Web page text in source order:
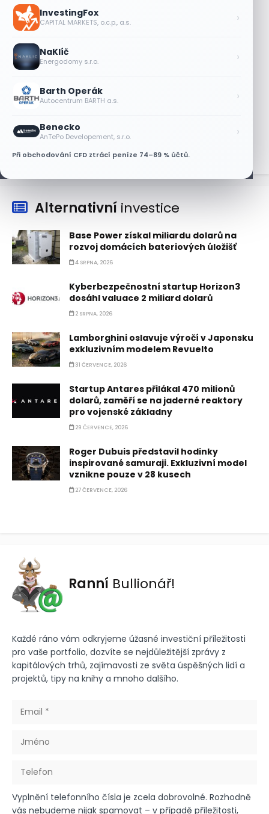
InvestingFox
CAPITAL MARKETS, o.c.p., a.s. ›
NaKlíč
Energodomy s.r.o. ›
Barth Operák
Autocentrum BARTH a.s. ›
Benecko
AnTePo Developement, s.r.o. ›
Při obchodování CFD ztrácí peníze 74–89 % účtů.
AT&T a Verizonu
6 SRPNA, 2026
Nvidii. Akcie AMD po výsledcích klesají
Asijské technologie oslabily, SK Hynix se
6 SRPNA, 2026
Alternativní investice
Base Power získal miliardu dolarů na
rozvoj domácích bateriových úložišť
4 SRPNA, 2026
Kyberbezpečnostní startup Horizon3
dosáhl valuace 2 miliard dolarů
2 SRPNA, 2026
Lamborghini oslavuje výročí v Japonsku
exkluzivním modelem Revuelto
31 ČERVENCE, 2026
Startup Antares přilákal 470 milionů
dolarů, zaměří se na jaderné reaktory
pro vojenské základny
29 ČERVENCE, 2026
Roger Dubuis představil hodinky
inspirované samuraji. Exkluzivní model
vznikne pouze v 28 kusech
27 ČERVENCE, 2026
Ranní Bullionář!
Každé ráno vám odkryjeme úžasné investiční příležitosti
pro vaše portfolio, dozvíte se nejdůležitější zprávy z
kapitálových trhů, zajímavosti ze světa úspěšných lidí a
projektů, tipy na knihy a mnoho dalšího.
Vyplnění telefonního čísla je zcela dobrovolné. Rozhodně
vás nebudeme nijak spamovat – v případě příležitosti,